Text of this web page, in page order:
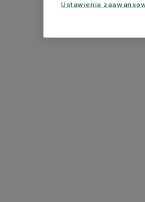
Ustawienia